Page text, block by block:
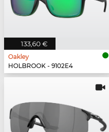
133,60 €
Oakley
HOLBROOK - 9102E4